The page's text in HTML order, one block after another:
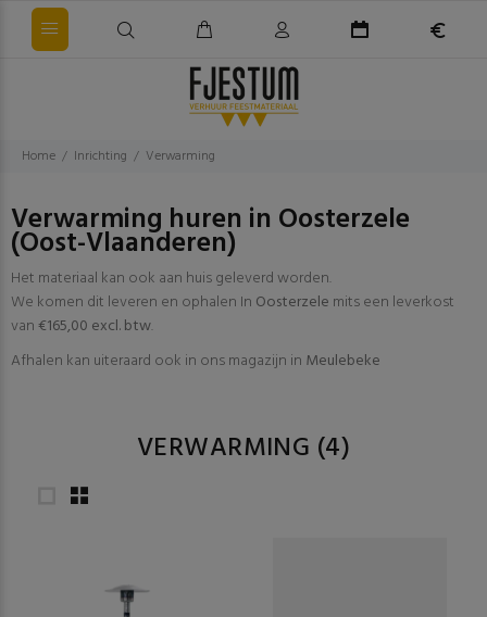
Home Inrichting Verwarming
Verwarming huren in Oosterzele
(Oost-Vlaanderen)
Het materiaal kan ook aan huis geleverd worden.
We komen dit leveren en ophalen In Oosterzele mits een leverkost
van€165,00 excl. btw.
Afhalen kan uiteraard ook in ons magazijn in Meulebeke
VERWARMING (4)